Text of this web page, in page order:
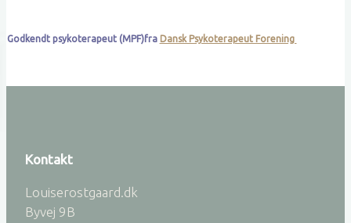
Godkendt psykoterapeut (MPF)fra Dansk Psykoterapeut Forening
Kontakt
Louiserostgaard.dk
Byvej 9B